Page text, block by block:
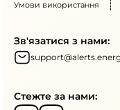
Умови використання
Зв'язатися з нами:
Стежте за нами: